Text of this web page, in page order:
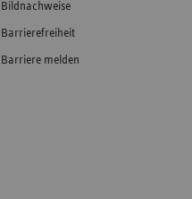
Bildnachweise
Barrierefreiheit
Barriere melden